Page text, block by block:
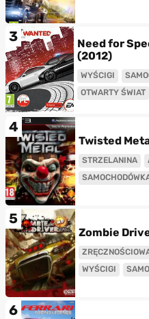
3
Need for
(2012)
WYŚCIGI
OTWARTY ŚWIAT
4
Twisted
STRZELANINA
5
Zombie
WYŚCIGI
6